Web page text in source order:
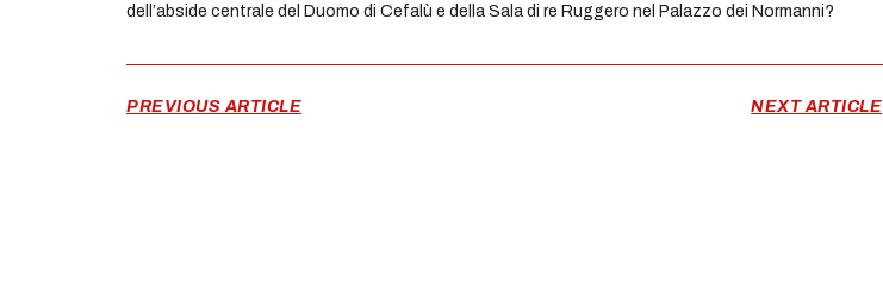
dell’abside centrale del Duomo di Cefalù e della Sala di re Ruggero nel Palazzo dei Normanni?
PREVIOUS ARTICLE NEXT ARTICLE